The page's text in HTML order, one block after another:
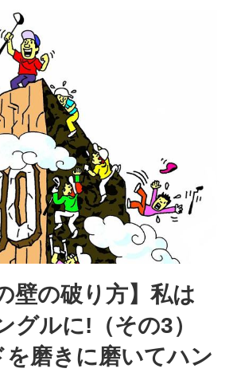
壁の破り方】私は
グルに!（その3）
を磨きに磨いてハン